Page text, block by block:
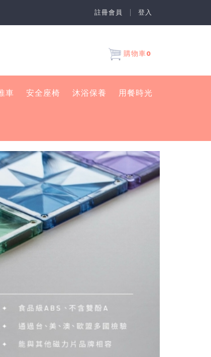
註冊會員 登入
購物車0
車 安全座椅 沐浴保養 用餐時光